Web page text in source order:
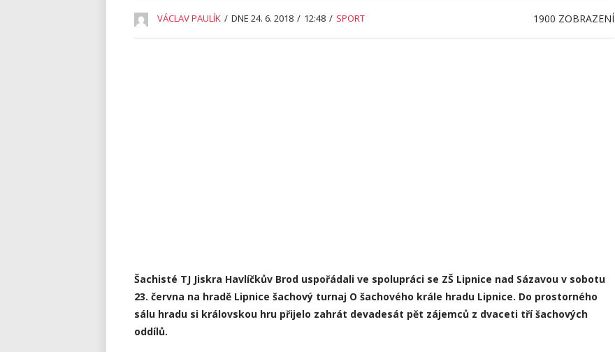
VÁCLAV PAULÍK / DNE 24. 6. 2018 / 12:48 / SPORT 1900 ZOBRAZENÍ
Šachisté TJ Jiskra Havlíčkův Brod uspořádali ve spolupráci se ZŠ Lipnice nad Sázavou v sobotu
23. června na hradě Lipnice šachový turnaj O šachového krále hradu Lipnice. Do prostorného
sálu hradu si královskou hru přijelo zahrát devadesát pět zájemců z dvaceti tří šachových
oddílů.